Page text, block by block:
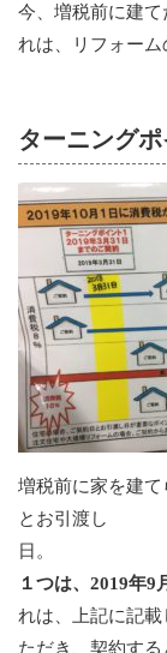
今、増税前に建て
れは、リフォーム
ターニング
増税前に家を建
とお引渡し
１つは、2019年9
れは、上記に記
ただき、契約す